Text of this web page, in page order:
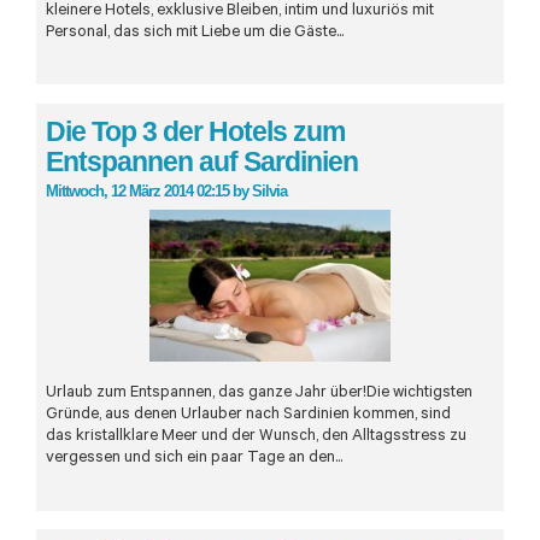
kleinere Hotels, exklusive Bleiben, intim und luxuriös mit
Personal, das sich mit Liebe um die Gäste...
Die Top 3 der Hotels zum
Entspannen auf Sardinien
Mittwoch, 12 März 2014 02:15 bySilvia
Urlaub zum Entspannen, das ganze Jahr über!Die wichtigsten
Gründe, aus denen Urlauber nach Sardinien kommen, sind
das kristallklare Meer und der Wunsch, den Alltagsstress zu
vergessen und sich ein paar Tage an den...